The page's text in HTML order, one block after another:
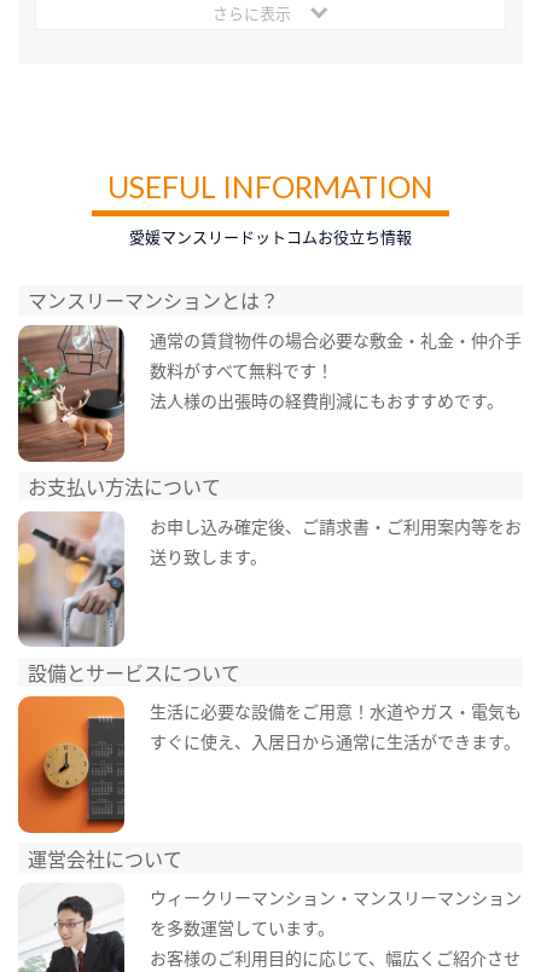
さらに表示
USEFUL INFORMATION
愛媛マンスリードットコムお役立ち情報
マンスリーマンションとは？
通常の賃貸物件の場合必要な敷金・礼金・仲介手
数料がすべて無料です！
法人様の出張時の経費削減にもおすすめです。
お支払い方法について
お申し込み確定後、ご請求書・ご利用案内等をお
送り致します。
設備とサービスについて
生活に必要な設備をご用意！水道やガス・電気も
すぐに使え、入居日から通常に生活ができます。
運営会社について
ウィークリーマンション・マンスリーマンション
を多数運営しています。
お客様のご利用目的に応じて、幅広くご紹介させ